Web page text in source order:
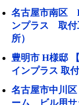
名古屋市南区
ンプラス 取付
所）
豊明市 H様邸
インプラス 取
名古屋市中川